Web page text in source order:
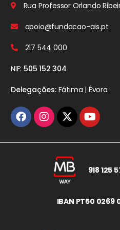
Rua Professor Orlando
apoio@fundacao-ais.pt
217 544 000
NIF: 505 152 304
Delegações:Fátima | Évora
918 125
IBAN PT50 0269